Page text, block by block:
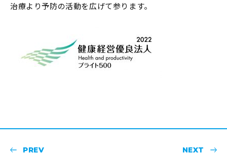
治療より予防の活動を広げて参ります。
PREV NEXT